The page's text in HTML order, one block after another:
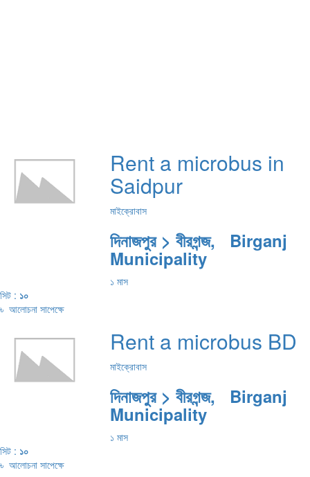
Rent a microbus in
Saidpur
মাইক্রোবাস
দিনাজপুর > বীরগন্জ, Birganj
Municipality
১ মাস
সিট : ১০
৳ আলোচনা সাপেক্ষে
Rent a microbus BD
মাইক্রোবাস
দিনাজপুর > বীরগন্জ, Birganj
Municipality
১ মাস
সিট : ১০
৳ আলোচনা সাপেক্ষে